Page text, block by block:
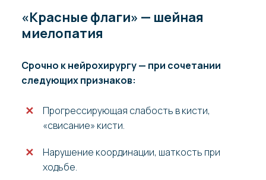
«Красные флаги» — шейная
миелопатия
Срочно к нейрохирургу — при сочетании
следующих признаков:
Прогрессирующая слабость в кисти,
«свисание» кисти.
Нарушение координации, шаткость при
ходьбе.